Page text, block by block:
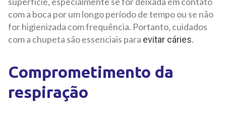
com a boca por um longo período de tempo ou se não
for higienizada com frequência. Portanto, cuidados
com a chupeta são essenciais para evitar cáries.
Comprometimento da
respiração